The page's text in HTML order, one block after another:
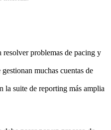
resolver problemas de pacing y
muchas cuentas de
la suite de reporting más amplia